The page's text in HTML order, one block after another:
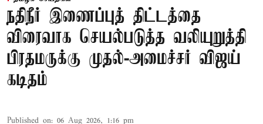
நதிநீர் இணைப்புத் திட்டத்தை
விரைவாக செயல்படுத்த வலியுறுத்தி
பிரதமருக்கு முதல்-அமைச்சர் விஜய்
கடிதம்
Published on: 06 Aug 2026, 1:16 pm